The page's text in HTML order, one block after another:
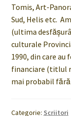
Tomis, Art-
Sud, Helis etc.
(ultima
culturale
1990, din care
financiare (titlul
mai probabil fără
Categorie: Scriitori